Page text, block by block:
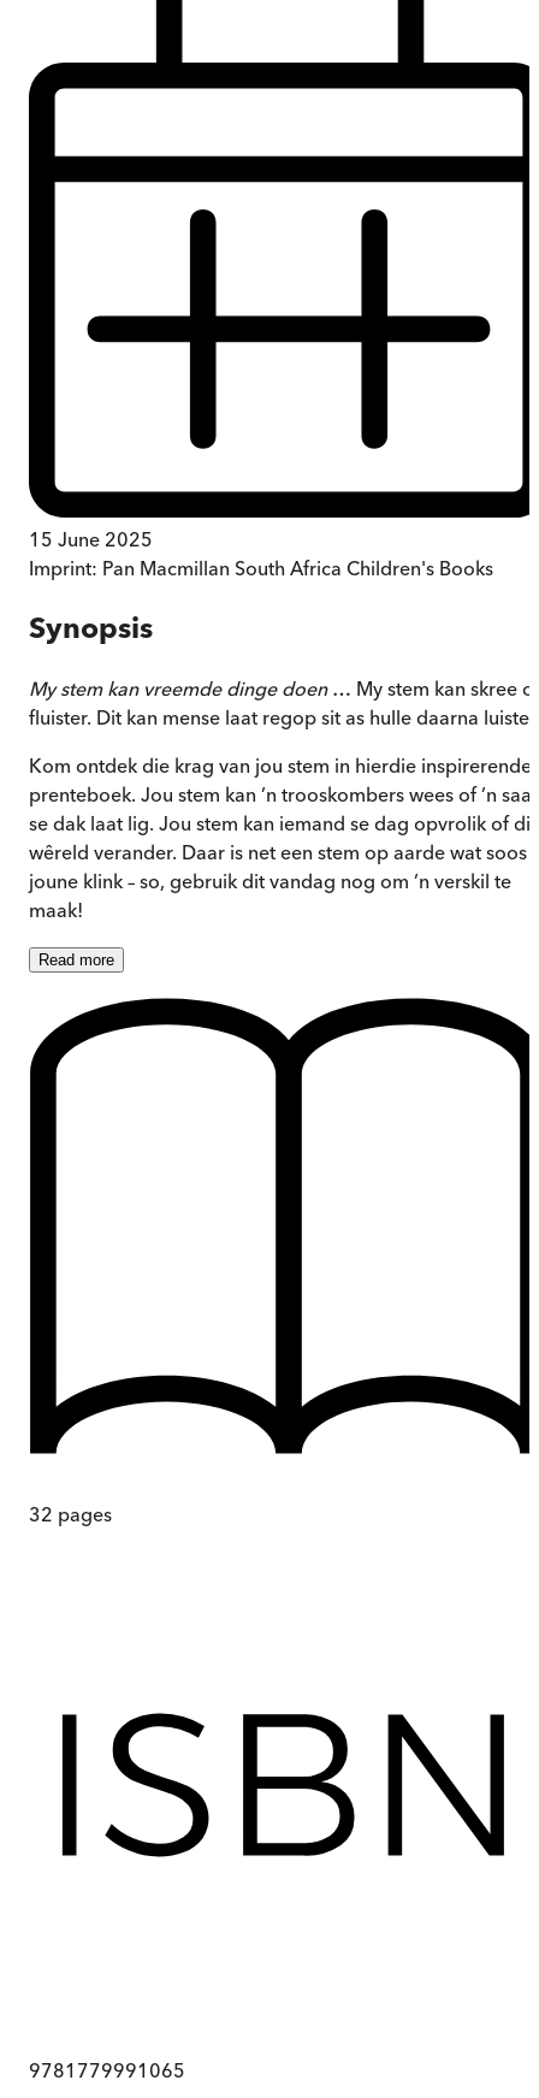
15 June 2025
Imprint: Pan Macmillan South Africa Children's Books
Synopsis
My stem kan vreemde dinge doen… My stem kan skree of
fluister. Dit kan mense laat regop sit as hulle daarna luister.
Kom ontdek die krag van jou stem in hierdie inspirerende
prenteboek. Jou stem kan ’n trooskombers wees of ’n saal
se dak laat lig. Jou stem kan iemand se dag opvrolik of
wêreld verander. Daar is net een stem op aarde wat soos
joune klink – so, gebruik dit vandag nog om ’n verskil te
maak!
Read more
32 pages
9781779991065